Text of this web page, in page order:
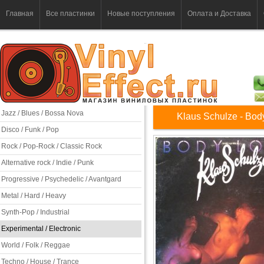
Главная Все пластинки Новые поступления Оплата и Доставка
Jazz / Blues / Bossa Nova
Disco / Funk / Pop
Rock / Pop-Rock / Classic Rock
Alternative rock / Indie / Punk
Progressive / Psychedelic / Avantgard
Metal / Hard / Heavy
Synth-Pop / Industrial
Experimental / Electronic
World / Folk / Reggae
Techno / House / Trance
Klaus Schulze -